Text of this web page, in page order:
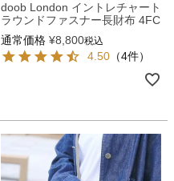
doob London イントレチャート
ラウンドファスナー長財布 4FC
通常価格 ¥8,800税込
4.50 （4件）